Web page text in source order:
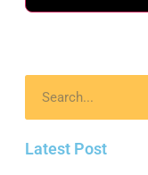
Latest Post